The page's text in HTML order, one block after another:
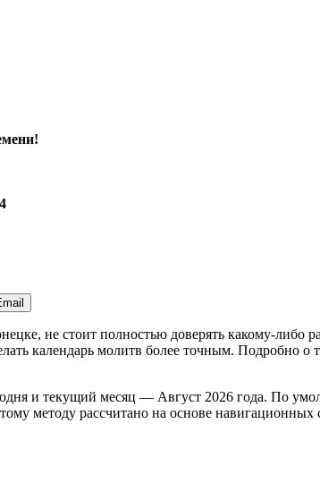
не стоит полностью доверять какому-
календарь молитв более точным. Подробно о
и текущий месяц — Август 2026 года. По
методу рассчитано на основе навигационных